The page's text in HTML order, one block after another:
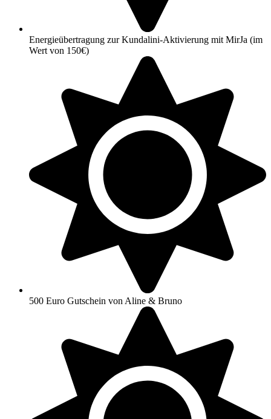
Energieübertragung zur Kundalini-Aktivierung mit MirJa (im
Wert von 150€)
500 Euro Gutschein von Aline & Bruno